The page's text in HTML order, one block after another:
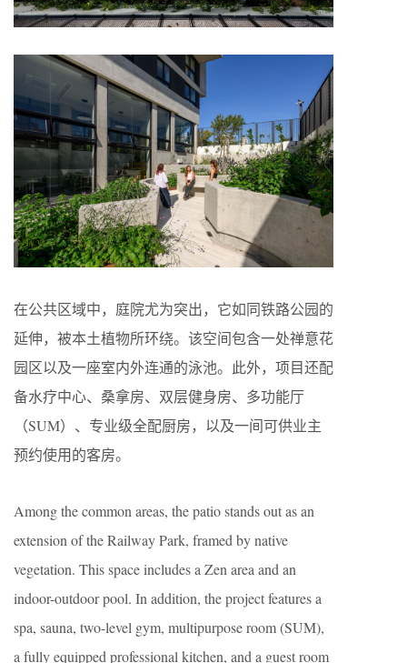
在公共区域中，庭院尤为突出，它如同铁路公园的
延伸，被本土植物所环绕。该空间包含一处禅意花
园区以及一座室内外连通的泳池。此外，项目还配
备水疗中心、桑拿房、双层健身房、多功能厅
（SUM）、专业级全配厨房，以及一间可供业主
预约使用的客房。
Among the common areas, the patio stands out as an
extension of the Railway Park, framed by native
vegetation. This space includes a Zen area and an
indoor-outdoor pool. In addition, the project features a
spa, sauna, two-level gym, multipurpose room (SUM),
a fully equipped professional kitchen, and a guest room